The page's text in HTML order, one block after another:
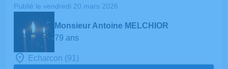
Publié le vendredi 20 mars 2026
Monsieur Antoine MELCHIOR
79 ans
Echarcon (91)